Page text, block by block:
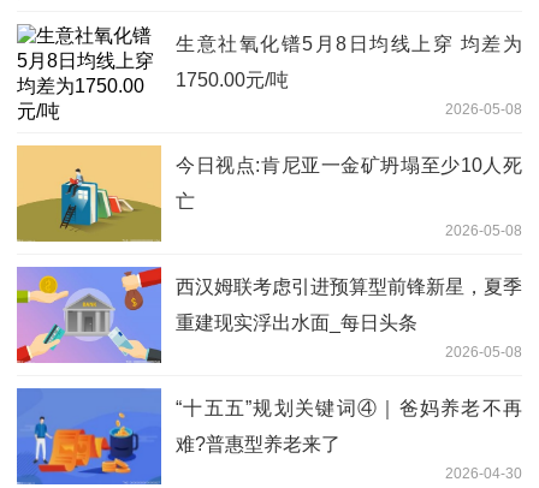
生意社氧化镨5月8日均线上穿 均差为
1750.00元/吨
2026-05-08
今日视点:肯尼亚一金矿坍塌至少10人死
亡
2026-05-08
西汉姆联考虑引进预算型前锋新星，夏季
重建现实浮出水面_每日头条
2026-05-08
“十五五”规划关键词④｜爸妈养老不再
难?普惠型养老来了
2026-04-30